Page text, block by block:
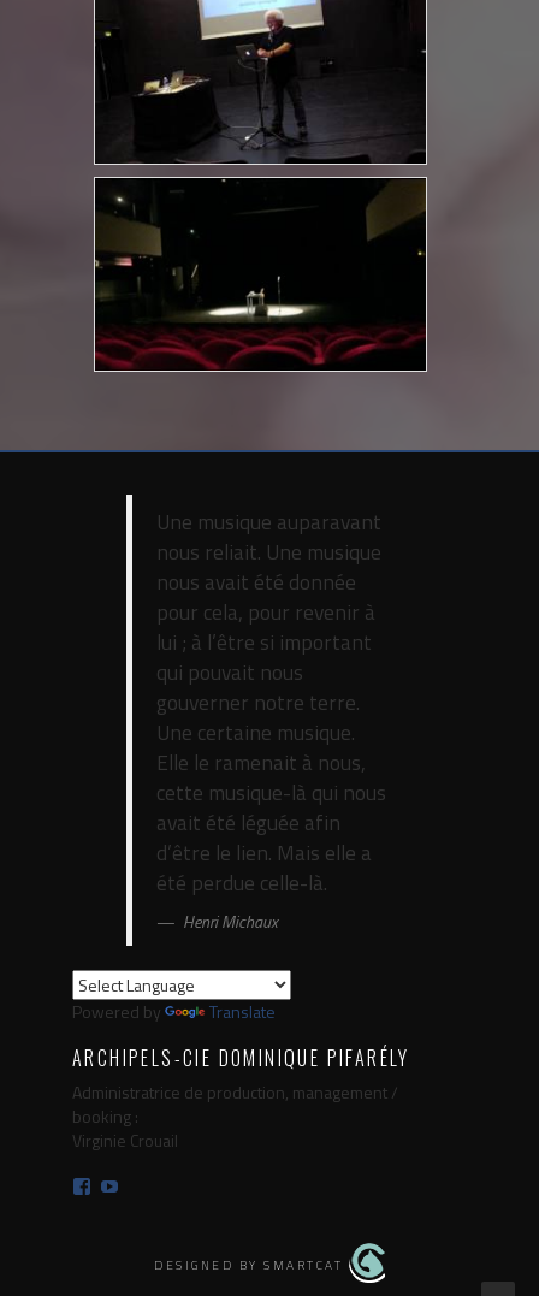
Une musique auparavant
nous reliait. Une musique
nous avait été donnée
pour cela, pour revenir à
lui ; à l’être si important
qui pouvait nous
gouverner notre terre.
Une certaine musique.
Elle le ramenait à nous,
cette musique-là qui nous
avait été léguée afin
d’être le lien. Mais elle a
été perdue celle-là.
Henri Michaux
Powered by Translate
ARCHIPELS-CIE DOMINIQUE PIFARÉLY
Administratrice de production, management /
booking :
Virginie Crouail
Facebook
DESIGNED BY SMARTCAT